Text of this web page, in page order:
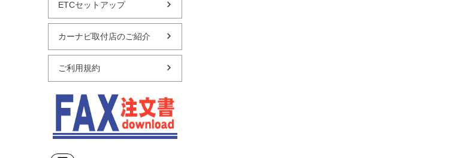
ETCセットアップ
カーナビ取付店のご紹介
ご利用規約